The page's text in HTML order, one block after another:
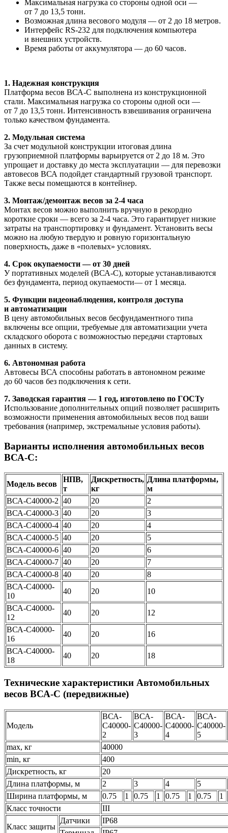
Максимальная нагрузка со стороны одной оси —
от 7 до 13,5 тонн.
Возможная длина весового модуля — от 2 до 18 метров.
Интерфейс RS-232 для подключения компьютера
и внешних устройств.
Время работы от аккумулятора — до 60 часов.
1. Надежная конструкция
Платформа весов ВСА-С выполнена из конструкционной
стали. Максимальная нагрузка со стороны одной оси —
от 7 до 13,5 тонн. Интенсивность взвешивания ограничена
только качеством фундамента.
2. Модульная система
За счет модульной конструкции итоговая длина
грузоприемной платформы варьируется от 2 до 18 м. Это
упрощает и доставку до места эксплуатации — для перевозки
автовесов ВСА подойдет стандартный грузовой транспорт.
Также весы помещаются в контейнер.
3. Монтаж/демонтаж весов за 2-4 часа
Монтах весов можно выполнить вручную в рекордно
короткие сроки — всего за 2-4 часа. Это гарантирует низкие
затраты на транспортировку и фундамент. Установить весы
можно на любую твердую и ровную горизонтальную
поверхность, даже в «полевых» условиях.
4. Срок окупаемости — от 30 дней
У портативных моделей (ВСА-С), которые устанавливаются
без фундамента, период окупаемости— от 1 месяца.
5. Функции видеонаблюдения, контроля доступа
и автоматизации
В цену автомобильных весов бесфундаментного типа
включены все опции, требуемые для автоматизации учета
складского оборота с возможностью передачи стартовых
данных в систему.
6. Автономная работа
Автовесы ВСА способны работать в автономном режиме
до 60 часов без подключения к сети.
7. Заводская гарантия — 1 год, изготовлено по ГОСТу
Использование дополнительных опций позволяет расширить
возможности применения автомобильных весов под ваши
требования (например, экстремальные условия работы).
Варианты исполнения автомобильных весов
ВСА-С:
Модель весов
НПВ,
т
Дискретность,
кг
Длина платформы,
м
ВСА-С40000-2 40 20
2
ВСА-С40000-3 40 20
3
ВСА-С40000-4 40 20
4
ВСА-С40000-5 40 20
5
ВСА-С40000-6 40 20
6
ВСА-С40000-7 40 20
7
ВСА-С40000-8 40 20
8
ВСА-С40000-
10
40 20
10
ВСА-С40000-
12
40 20
12
ВСА-С40000-
16
40 20
16
ВСА-С40000-
18
40 20 18
Технические характеристики Автомобильных
весов ВСА-С (передвижные)
Модель
ВСА-
С40000-
2
ВСА-
С40000-
3
ВСА-
С40000-
4
ВСА-
С40000-
5
max, кг
40000
min, кг
400
Дискретность, кг
20
Длина платформы, м
2 3 4
5
Ширина платформы, м
0.75 1 0.75 1 0.75 1 0.75
1
Класс точности
III
Класс защиты
Датчики
IP68